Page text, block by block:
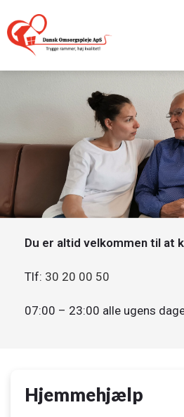
Du er altid velkommen til at
Tlf: 30 20 00 50
07:00 – 23:00 alle ugens
Hjemmehjælp